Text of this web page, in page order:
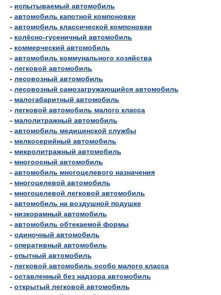
- испытываемый автомобиль
- автомобиль капотной компоновки
- автомобиль классической компоновки
- колёсно-гусеничный автомобиль
- коммерческий автомобиль
- автомобиль коммунального хозяйства
- легковой автомобиль
- лесовозный автомобиль
- лесовозный самозагружающийся автомобиль
- малогабаритный автомобиль
- легковой автомобиль малого класса
- малолитражный автомобиль
- автомобиль медицинской службы
- мелкосерийный автомобиль
- микролитражный автомобиль
- многоосный автомобиль
- автомобиль многоцелевого назначения
- многоцелевой автомобиль
- многоцелевой легковой автомобиль
- автомобиль на воздушной подушке
- низкорамный автомобиль
- автомобиль обтекаемой формы
- одиночный автомобиль
- оперативный автомобиль
- опытный автомобиль
- легковой автомобиль особо малого класса
- оставленный без надзора автомобиль
- открытый легковой автомобиль